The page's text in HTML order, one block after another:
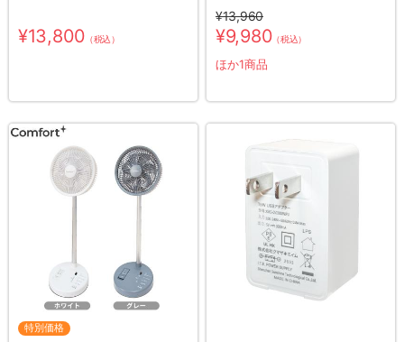
¥13,800（税込）
¥13,960
¥9,980（税込）
ほか1商品
特別価格